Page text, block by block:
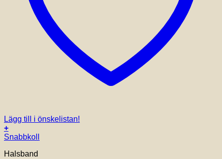
Lägg till i önskelistan!
+
Snabbkoll
Halsband